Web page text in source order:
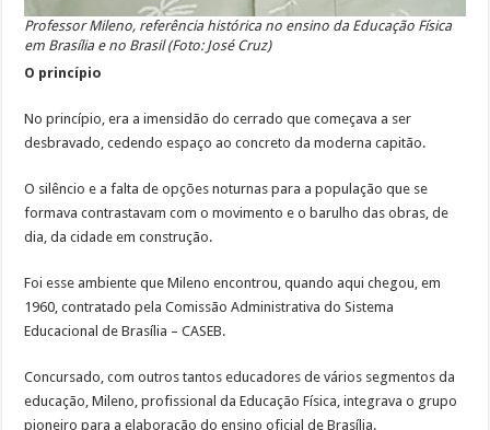
Professor Mileno, referência histórica no ensino da Educação Física
em Brasília e no Brasil (Foto: José Cruz)
O princípio
No princípio, era a imensidão do cerrado que começava a ser
desbravado, cedendo espaço ao concreto da moderna capitão.
O silêncio e a falta de opções noturnas para a população que se
formava contrastavam com o movimento e o barulho das obras, de
dia, da cidade em construção.
Foi esse ambiente que Mileno encontrou, quando aqui chegou, em
1960, contratado pela Comissão Administrativa do Sistema
Educacional de Brasília – CASEB.
Concursado, com outros tantos educadores de vários segmentos da
educação, Mileno, profissional da Educação Física, integrava o grupo
pioneiro para a elaboração do ensino oficial de Brasília.